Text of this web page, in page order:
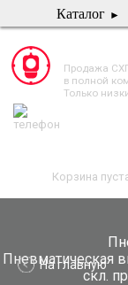
Каталог
Продажа
в полной
Только
Корзина
Пневматическая
скл.
На главную